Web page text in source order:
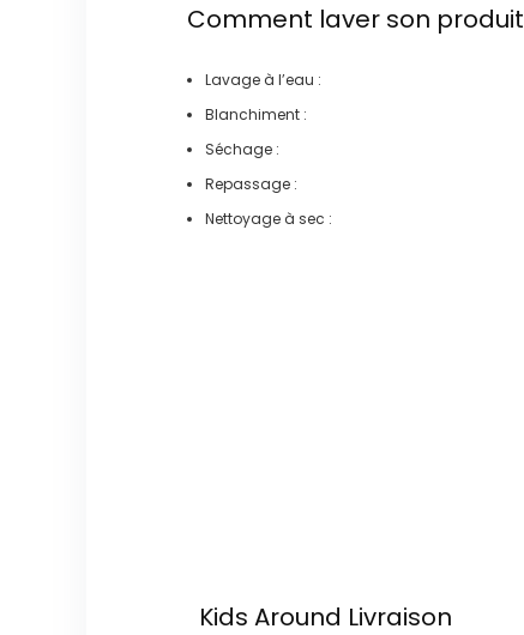
Comment laver son produit
Lavage à l’eau :
Blanchiment :
Séchage :
Repassage :
Nettoyage à sec :
Kids Around Livraison